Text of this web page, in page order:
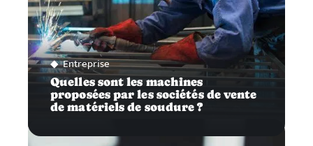
Entreprise
Quelles sont les machines
proposées par les sociétés de vente
de matériels de soudure ?